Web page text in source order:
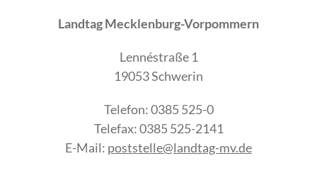
Landtag Mecklenburg-Vorpommern
Lennéstraße 1
19053 Schwerin
Telefon: 0385 525-0
Telefax: 0385 525-2141
E-Mail: poststelle@landtag-mv.de